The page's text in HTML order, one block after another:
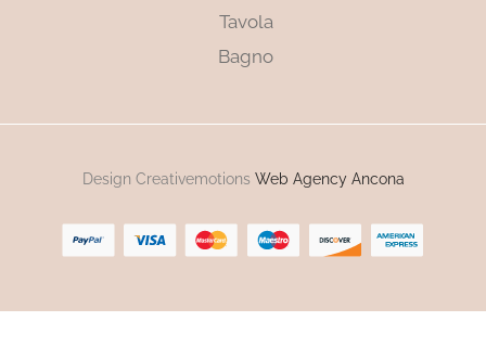
Tavola
Bagno
Design Creativemotions Web Agency Ancona